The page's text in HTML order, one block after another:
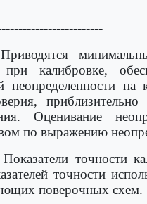
при калибровке,
неопределенности
Оценивание
по выражению
точности
точности
поверочных схем.